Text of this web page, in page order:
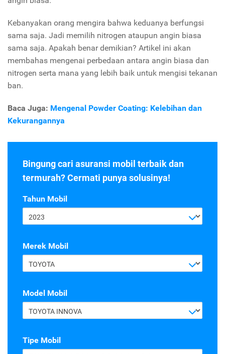
Kebanyakan orang mengira bahwa keduanya berfungsi
sama saja. Jadi memilih nitrogen ataupun angin biasa
sama saja. Apakah benar demikian? Artikel ini akan
membahas mengenai perbedaan antara angin biasa dan
nitrogen serta mana yang lebih baik untuk mengisi tekanan
ban.
Baca Juga: Mengenal Powder Coating: Kelebihan dan
Kekurangannya
Bingung cari asuransi mobil terbaik dan
termurah? Cermati punya solusinya!
Tahun Mobil
2023
Merek Mobil
TOYOTA
Model Mobil
TOYOTA INNOVA
Tipe Mobil